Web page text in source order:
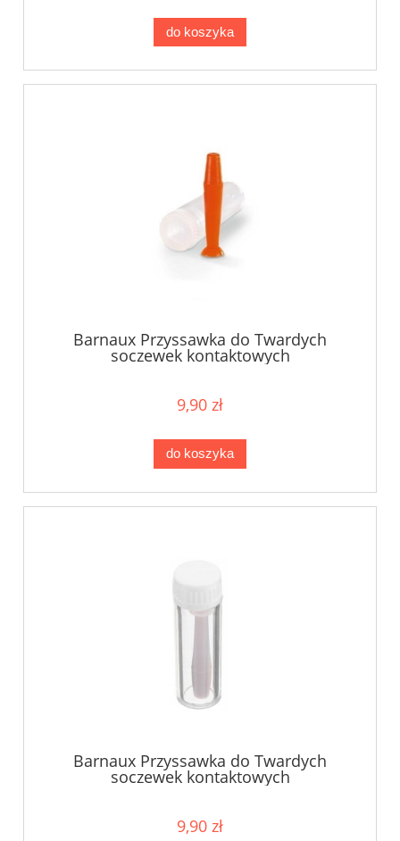
do koszyka
Barnaux Przyssawka do Twardych
soczewek kontaktowych
9,90 zł
do koszyka
Barnaux Przyssawka do Twardych
soczewek kontaktowych
9,90 zł